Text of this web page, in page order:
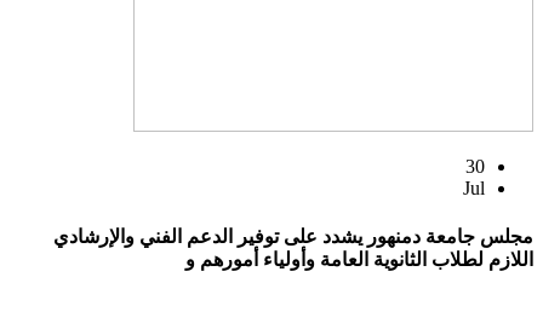
30
Jul
مجلس جامعة دمنهور يشدد على توفير الدعم الفني والإرشادي
اللازم لطلاب الثانوية العامة وأولياء أمورهم و